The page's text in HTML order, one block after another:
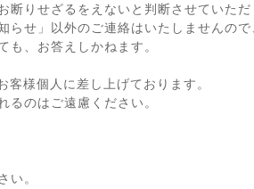
りせざるをえないと判断させていただ
せ」以外のご連絡はいたしませんので
も、お答えしかねます。
様個人に差し上げております。
のはご遠慮ください。
い。